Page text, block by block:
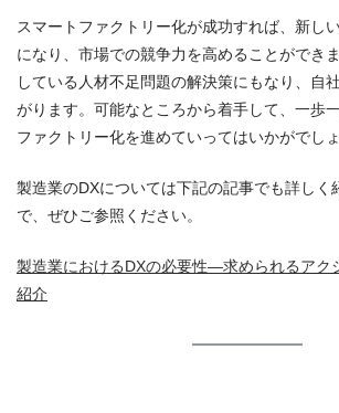
スマートファクトリー化が成功すれば、新し
になり、市場での競争力を高めることができ
している人材不足問題の解決策にもなり、自
がります。可能なところから着手して、一歩
ファクトリー化を進めていってはいかがでしょ
製造業のDXについては下記の記事でも詳しく
で、ぜひご参照ください。
製造業におけるDXの必要性―求められるアク
紹介